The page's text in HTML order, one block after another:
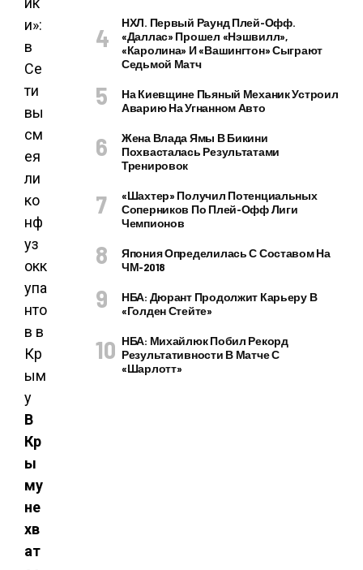
В
Кр
ы
му
не
хв
ат
НХЛ. Первый Раунд Плей-Офф.
«Даллас» Прошел «Нэшвилл»,
«Каролина» И «Вашингтон» Сыграют
Седьмой Матч
На Киевщине Пьяный Механик Устроил
Аварию На Угнанном Авто
Жена Влада Ямы В Бикини
Похвасталась Результатами
Тренировок
«Шахтер» Получил Потенциальных
Соперников По Плей-Офф Лиги
Чемпионов
Япония Определилась С Составом На
ЧМ-2018
НБА: Дюрант Продолжит Карьеру В
«Голден Стейте»
НБА: Михайлюк Побил Рекорд
Результативности В Матче С
«Шарлотт»